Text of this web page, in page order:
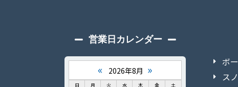
営業日カレンダー
« 2026年8月 »
日 月 火 水 木 金
土
ボ
ス